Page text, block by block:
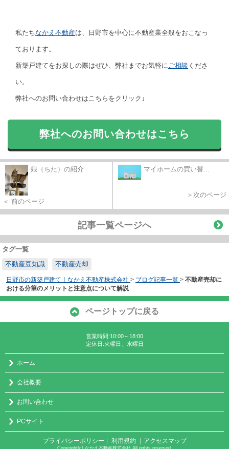
私たちなかえ不動産は、日野市を中心に不動産業全般をおこなっ
ております。
新築戸建てをお探しの際はぜひ、弊社までお気軽に ご相談 くださ
い。
弊社へのお問い合わせはこちらをクリック↓
弊社へのお問い合わせはこちら
娘（ちた）の紹介
＜ 前のページ
マイホームの買い替...
＞次のページ
記事一覧ページへ
タグ一覧
不動産豆知識
不動産売却
日野市の新築戸建て｜なかえ不動産株式会社 > ブログ記事一覧 > 不動産売却に
おける分筆のメリットと注意点について解説
ページトップに戻る
営業時間:10:00～18:00
定休日:火曜日、水曜日
ホーム
会社概要
お問い合わせ
PCサイト
プライバシーポリシー ｜ 利用規約 ｜アクセスマップ
Copyright(c) なかえ不動産株式会社 All rights reserved.